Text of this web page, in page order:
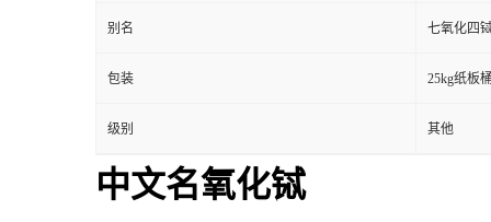
别名 七氧化四
包装 25kg纸板桶
级别 其他
中文名氧化铽